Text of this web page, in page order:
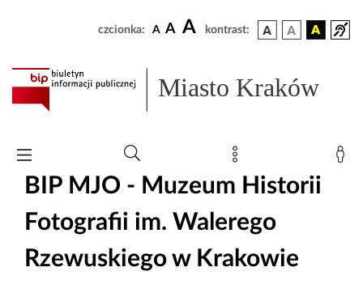
czcionka: A A A kontrast:
Miasto Kraków
BIP MJO - Muzeum Historii
Fotografii im. Walerego
Rzewuskiego w Krakowie